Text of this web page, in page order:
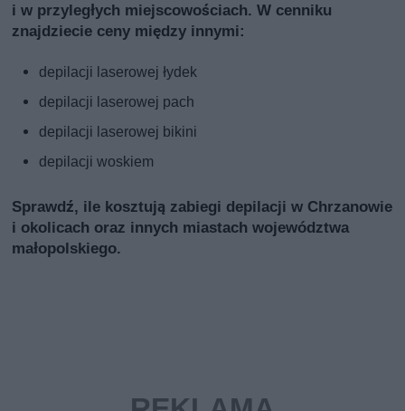
i w przyległych miejscowościach. W cenniku
znajdziecie ceny między innymi:
depilacji laserowej łydek
depilacji laserowej pach
depilacji laserowej bikini
depilacji woskiem
Sprawdź, ile kosztują zabiegi depilacji w Chrzanowie
i okolicach oraz innych miastach województwa
małopolskiego.